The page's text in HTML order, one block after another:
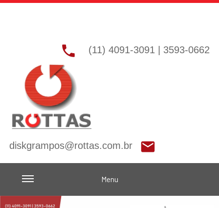
 (11) 4091-3091 | 3593-0662
diskgrampos@rottas.com.br 
Menu